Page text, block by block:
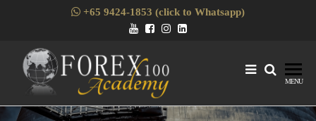
+65 9424-1853 (click to Whatsapp)
for Forex
MENU